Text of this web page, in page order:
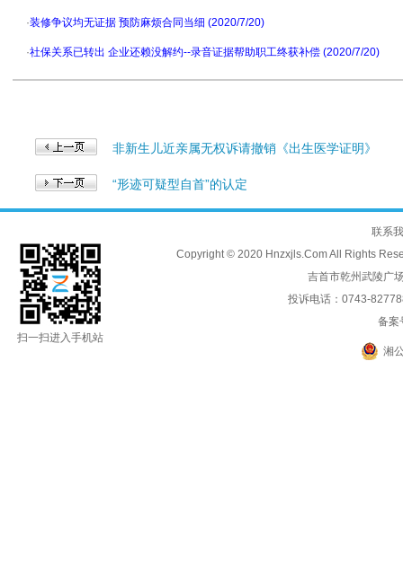
·装修争议均无证据 预防麻烦合同当细 (2020/7/20)
·社保关系已转出 企业还赖没解约--录音证据帮助职工终获补偿 (2020/7/20)
非新生儿近亲属无权诉请撤销《出生医学证明》
“形迹可疑型自首”的认定
扫一扫进入手机站
联系
Copyright © 2020 Hnzxjls.Com All Rights
吉首市乾州武陵广
投诉电话：0743-
备案
湘